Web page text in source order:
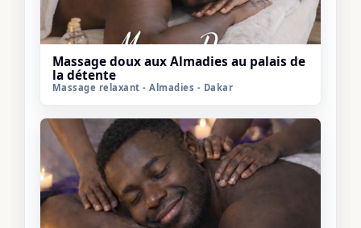
Massage relaxant - Almadies - Dakar
Massage doux aux Almadies au palais de
la détente